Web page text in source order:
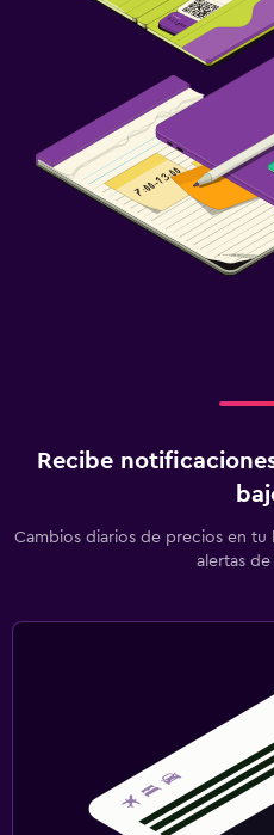
Recibe
Cambios diarios de precios en
alertas